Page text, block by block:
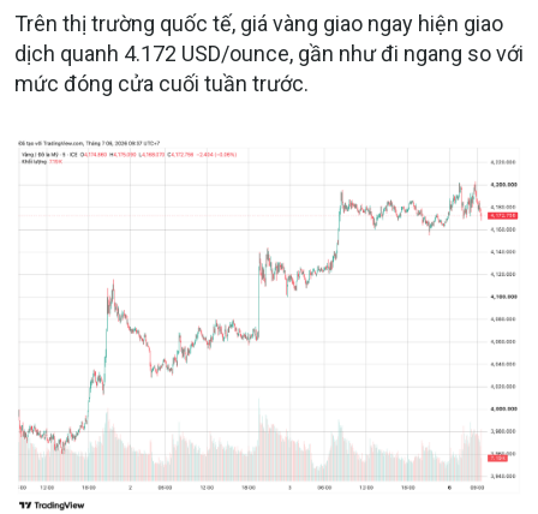
Trên thị trường quốc tế, giá vàng giao ngay hiện giao
dịch quanh 4.172 USD/ounce, gần như đi ngang so với
mức đóng cửa cuối tuần trước.